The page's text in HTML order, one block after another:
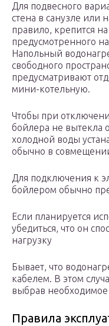
Для подвесного
стена в санузле или
правило, крепится
предусмотренного
Напольный
свободного
предусматривают
мини-котельную.
Чтобы при
бойлера не вытекла
холодной воды
обычно в
Для подключения к
бойлером обычно
Если планируется
убедиться, что он
нагрузку
Бывает, что
кабелем. В этом
выбрав
Правила